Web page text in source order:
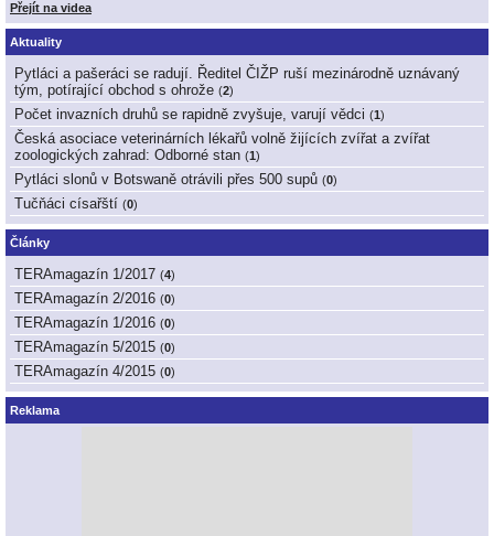
Přejít na videa
Aktuality
Pytláci a pašeráci se radují. Ředitel ČIŽP ruší mezinárodně uznávaný
tým, potírající obchod s ohrože (2)
Počet invazních druhů se rapidně zvyšuje, varují vědci (1 )
Česká asociace veterinárních lékařů volně žijících zvířat a zvířat
zoologických zahrad: Odborné stan (1 )
Pytláci slonů v Botswaně otrávili přes 500 supů (0)
Tučňáci císařští (0)
Články
TERAmagazín 1/2017 (4)
TERAmagazín 2/2016 (0)
TERAmagazín 1/2016 (0)
TERAmagazín 5/2015 (0)
TERAmagazín 4/2015 (0)
Reklama